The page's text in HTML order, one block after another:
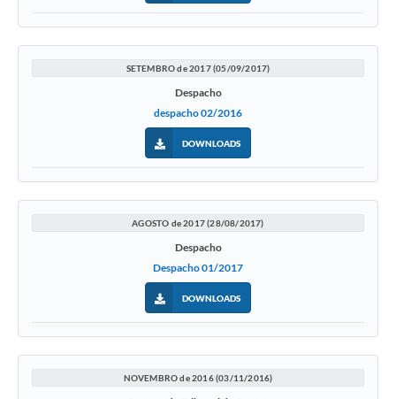
SETEMBRO de 2017 (05/09/2017)
Despacho
despacho 02/2016
DOWNLOADS
AGOSTO de 2017 (28/08/2017)
Despacho
Despacho 01/2017
DOWNLOADS
NOVEMBRO de 2016 (03/11/2016)